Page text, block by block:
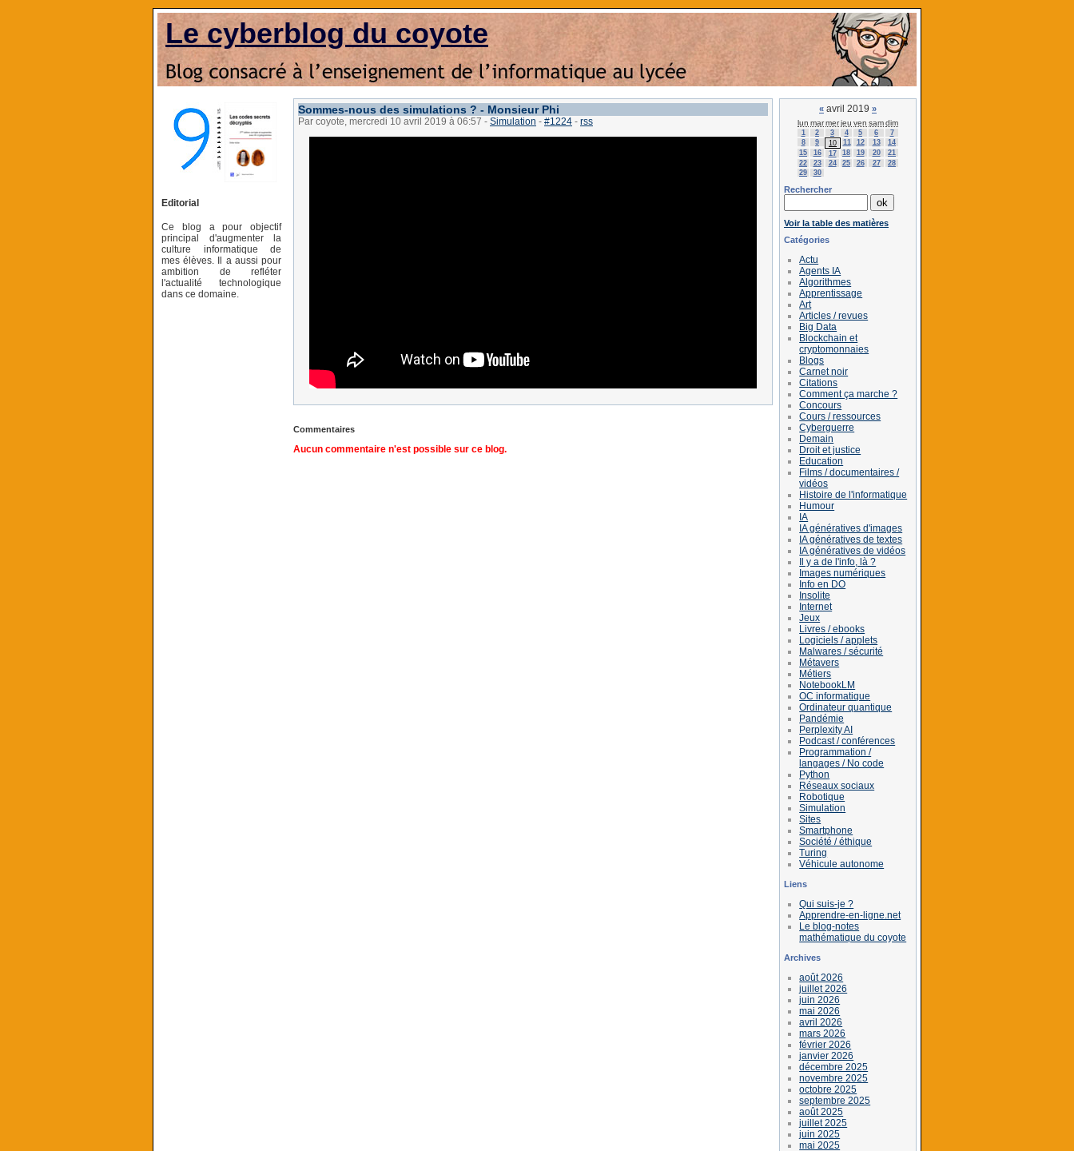
Le cyberblog du coyote
Editorial
Ce blog a pour objectif
principal d'augmenter la
culture informatique de
mes élèves. Il a aussi pour
ambition de refléter
l'actualité technologique
dans ce domaine.
Sommes-nous des simulations ? - Monsieur Phi
Par coyote, mercredi 10 avril 2019 à 06:57 - Simulation - #1224 - rss
Commentaires
Aucun commentaire n'est possible sur ce blog.
« avril 2019 »
lun marmerjeu ven samdim
1 2 3 4 5 6
7
8
9 10 11 12 13
14
15
16 17 18 19 20
21
22
23 24 25 26 27
28
29
30
Rechercher
Voir la table des matières
Catégories
Actu
Agents IA
Algorithmes
Apprentissage
Art
Articles / revues
Big Data
Blockchain et
cryptomonnaies
Blogs
Carnet noir
Citations
Comment ça marche ?
Concours
Cours / ressources
Cyberguerre
Demain
Droit et justice
Education
Films / documentaires /
vidéos
Histoire de l'informatique
Humour
IA
IA génératives d'images
IA génératives de textes
IA génératives de vidéos
Il y a de l'info, là ?
Images numériques
Info en DO
Insolite
Internet
Jeux
Livres / ebooks
Logiciels / applets
Malwares / sécurité
Métavers
Métiers
NotebookLM
OC informatique
Ordinateur quantique
Pandémie
Perplexity AI
Podcast / conférences
Programmation /
langages / No code
Python
Réseaux sociaux
Robotique
Simulation
Sites
Smartphone
Société / éthique
Turing
Véhicule autonome
Liens
Qui suis-je ?
Apprendre-en-ligne.net
Le blog-notes
mathématique du coyote
Archives
août 2026
juillet 2026
juin 2026
mai 2026
avril 2026
mars 2026
février 2026
janvier 2026
décembre 2025
novembre 2025
octobre 2025
septembre 2025
août 2025
juillet 2025
juin 2025
mai 2025